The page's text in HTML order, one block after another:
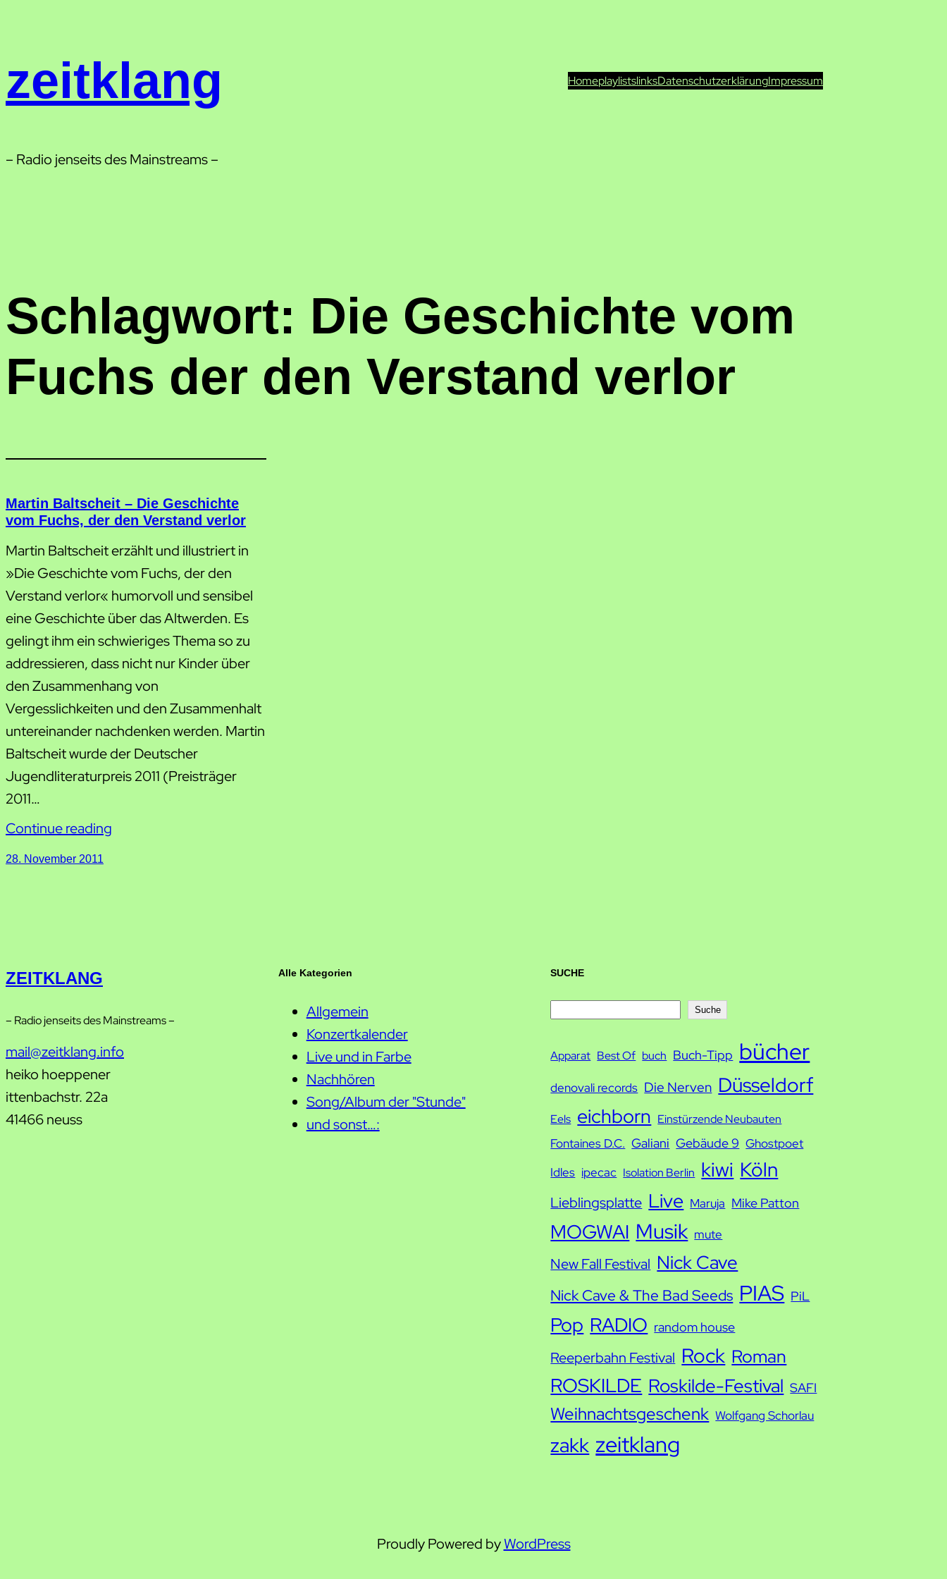
zeitklang HomeplaylistslinksDatenschutzerklärungImpressum
– Radio jenseits des Mainstreams –
Schlagwort: Die Geschichte vom
Fuchs der den Verstand verlor
Martin Baltscheit – Die Geschichte
vom Fuchs, der den Verstand verlor
Martin Baltscheit erzählt und illustriert in
»Die Geschichte vom Fuchs, der den
Verstand verlor« humorvoll und sensibel
eine Geschichte über das Altwerden. Es
gelingt ihm ein schwieriges Thema so zu
addressieren, dass nicht nur Kinder über
den Zusammenhang von
Vergesslichkeiten und den Zusammenhalt
untereinander nachdenken werden. Martin
Baltscheit wurde der Deutscher
Jugendliteraturpreis 2011 (Preisträger
2011…
Continue reading
28. November 2011
ZEITKLANG
– Radio jenseits des Mainstreams –
mail@zeitklang.info
heiko hoeppener
ittenbachstr. 22a
41466 neuss
Alle Kategorien
Allgemein
Konzertkalender
Live und in Farbe
Nachhören
Song/Album der "Stunde"
und sonst…:
SUCHE
c
Suche
Apparat Best Of buch Buch-Tipp bücher
denovali records Die Nerven Düsseldorf
Eels eichborn Einstürzende Neubauten
Fontaines D.C. Galiani Gebäude 9 Ghostpoet
Idles ipecac Isolation Berlin kiwi Köln
Lieblingsplatte Live Maruja Mike Patton
MOGWAI Musik mute
New Fall Festival Nick Cave
Nick Cave & The Bad Seeds PIAS PiL
Pop RADIO random house
Reeperbahn Festival Rock Roman
ROSKILDE Roskilde-Festival SAFI
Weihnachtsgeschenk Wolfgang Schorlau
zakk zeitklang
Proudly Powered byWordPress